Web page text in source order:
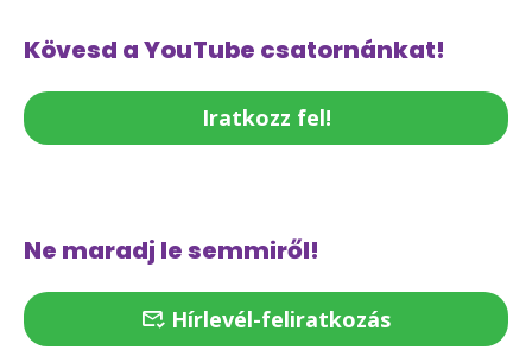
Kövesd a YouTube csatornánkat!
Iratkozz fel!
Ne maradj le semmiről!
Hírlevél-feliratkozás